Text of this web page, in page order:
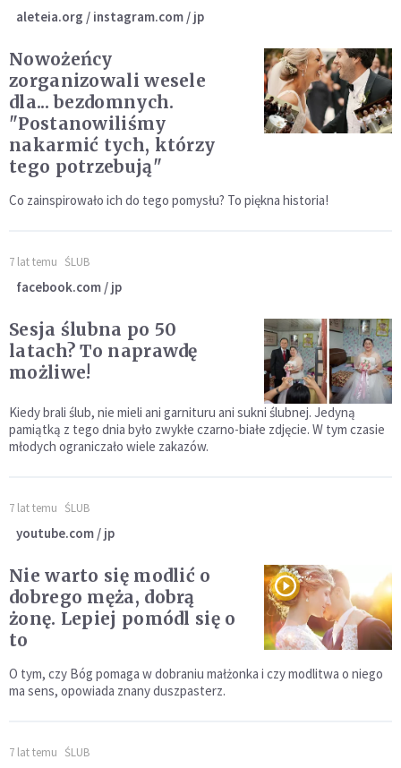
aleteia.org / instagram.com / jp
Nowożeńcy
zorganizowali wesele
dla... bezdomnych.
"Postanowiliśmy
nakarmić tych, którzy
tego potrzebują"
Co zainspirowało ich do tego pomysłu? To piękna historia!
7 lat temu ŚLUB
facebook.com / jp
Sesja ślubna po 50
latach? To naprawdę
możliwe!
Kiedy brali ślub, nie mieli ani garnituru ani sukni ślubnej. Jedyną
pamiątką z tego dnia było zwykłe czarno-białe zdjęcie. W tym czasie
młodych ograniczało wiele zakazów.
7 lat temu ŚLUB
youtube.com / jp
Nie warto się modlić o
dobrego męża, dobrą
żonę. Lepiej pomódl się o
to
O tym, czy Bóg pomaga w dobraniu małżonka i czy modlitwa o niego
ma sens, opowiada znany duszpasterz.
7 lat temu ŚLUB